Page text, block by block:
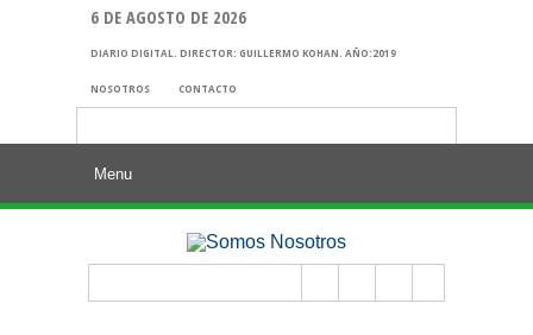
6 DE AGOSTO DE 2026
DIARIO DIGITAL. DIRECTOR: GUILLERMO KOHAN. AÑO:2019
NOSOTROS CONTACTO